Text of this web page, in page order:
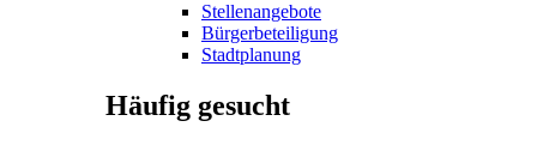
Stellenangebote
Bürgerbeteiligung
Stadtplanung
Häufig gesucht